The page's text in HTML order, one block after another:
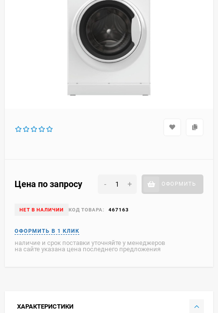
Цена по запросу - + ОФОРМИТЬ
НЕТ В НАЛИЧИИ КОД ТОВАРА: 467163
наличие и срок поставки уточняйте у менеджеров
на сайте указана цена последнего предложения
ХАРАКТЕРИСТИКИ